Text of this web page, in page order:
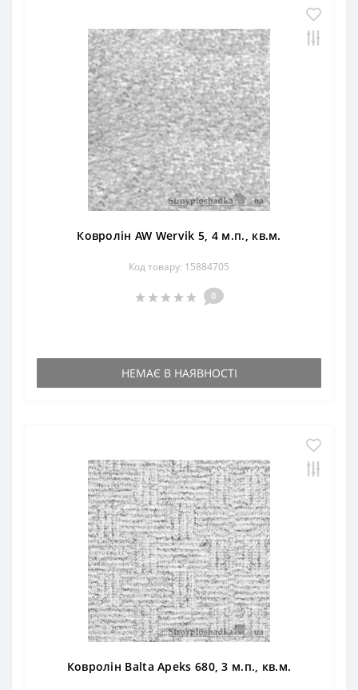
Ковролін AW Wervik 5, 4 м.п., кв.м.
Код товару: 15884705
0
НЕМАЄ В НАЯВНОСТІ
Ковролін Balta Apeks 680, 3 м.п., кв.м.